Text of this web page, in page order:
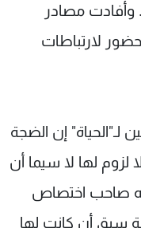
وأفادت مصادر
لارتباطات
لـ"الحياة" إن الضجة
لزوم لها لا سيما أن
صاحب اختصاص
سبق أن كانت لها